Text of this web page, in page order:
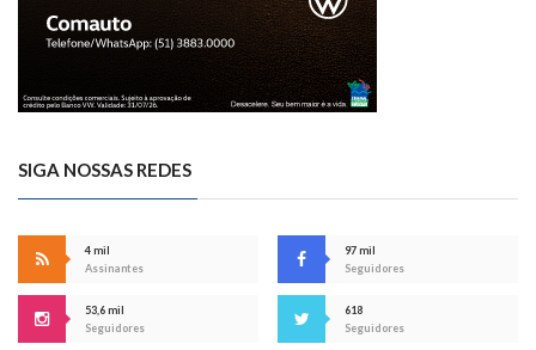
SIGA NOSSAS REDES
4 mil
Assinantes
97 mil
Seguidores
53,6 mil
Seguidores
618
Seguidores